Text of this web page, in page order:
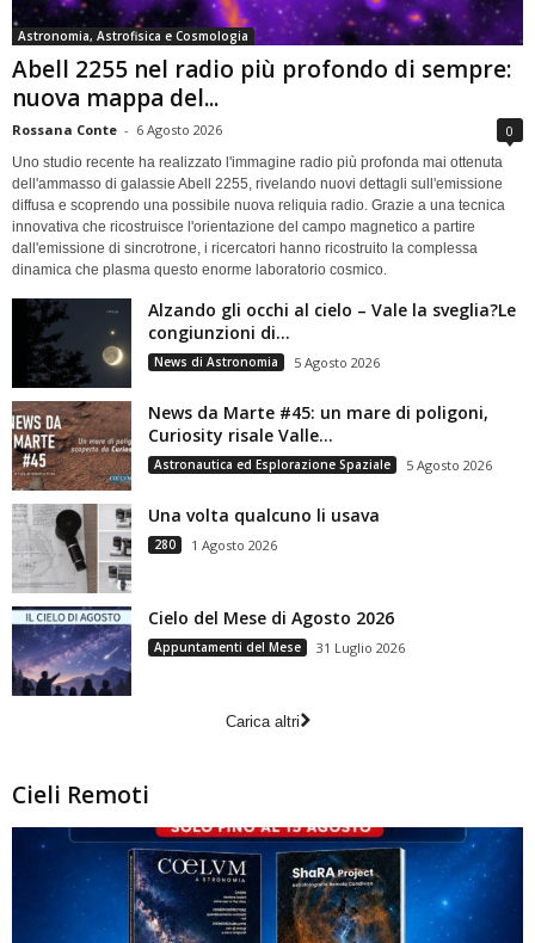
Astronomia, Astrofisica e Cosmologia
Abell 2255 nel radio più profondo di sempre:
nuova mappa del...
Rossana Conte - 6 Agosto 2026 0
Uno studio recente ha realizzato l'immagine radio più profonda mai ottenuta
dell'ammasso di galassie Abell 2255, rivelando nuovi dettagli sull'emissione
diffusa e scoprendo una possibile nuova reliquia radio. Grazie a una tecnica
innovativa che ricostruisce l'orientazione del campo magnetico a partire
dall'emissione di sincrotrone, i ricercatori hanno ricostruito la complessa
dinamica che plasma questo enorme laboratorio cosmico.
Alzando gli occhi al cielo – Vale la sveglia?Le
congiunzioni di...
News di Astronomia 5 Agosto 2026
News da Marte #45: un mare di poligoni,
Curiosity risale Valle...
Astronautica ed Esplorazione Spaziale 5 Agosto 2026
Una volta qualcuno li usava
280 1 Agosto 2026
Cielo del Mese di Agosto 2026
Appuntamenti del Mese 31 Luglio 2026
Carica altri
Cieli Remoti